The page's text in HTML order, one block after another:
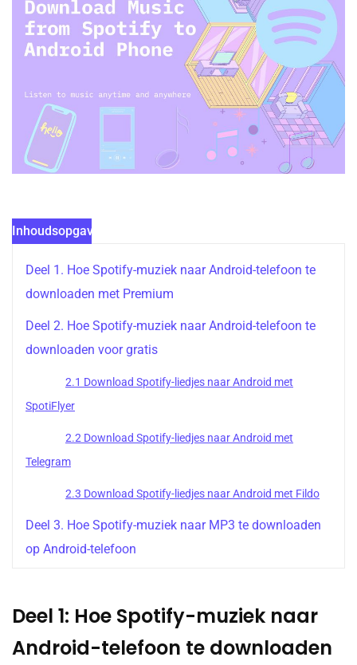
Inhoudsopgave
Deel 1. Hoe Spotify-muziek naar Android-telefoon te
downloaden met Premium
Deel 2. Hoe Spotify-muziek naar Android-telefoon te
downloaden voor gratis
2.1 Download Spotify-liedjes naar Android met
SpotiFlyer
2.2 Download Spotify-liedjes naar Android met
Telegram
2.3 Download Spotify-liedjes naar Android met Fildo
Deel 3. Hoe Spotify-muziek naar MP3 te downloaden
op Android-telefoon
Deel 1: Hoe Spotify-muziek naar
Android-telefoon te downloaden